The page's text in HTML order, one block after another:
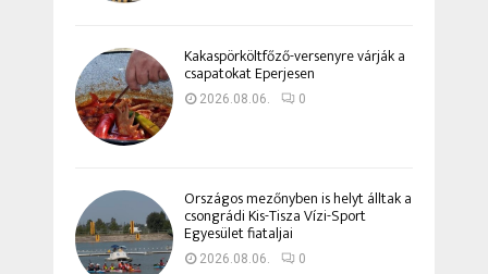
Kakaspörköltfőző-versenyre várják a
csapatokat Eperjesen
2026.08.06. 0
Országos mezőnyben is helyt álltak a
csongrádi Kis-Tisza Vízi-Sport
Egyesület fiataljai
2026.08.06. 0